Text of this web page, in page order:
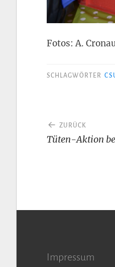
Fotos: A.
SCHLAGWÖRTER
ZURÜCK
Tüten-Aktion
Impressum